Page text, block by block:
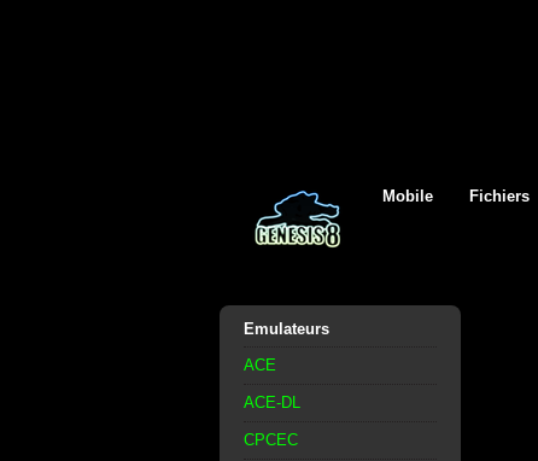
Mobile Fichiers
Emulateurs
ACE
ACE-DL
CPCEC